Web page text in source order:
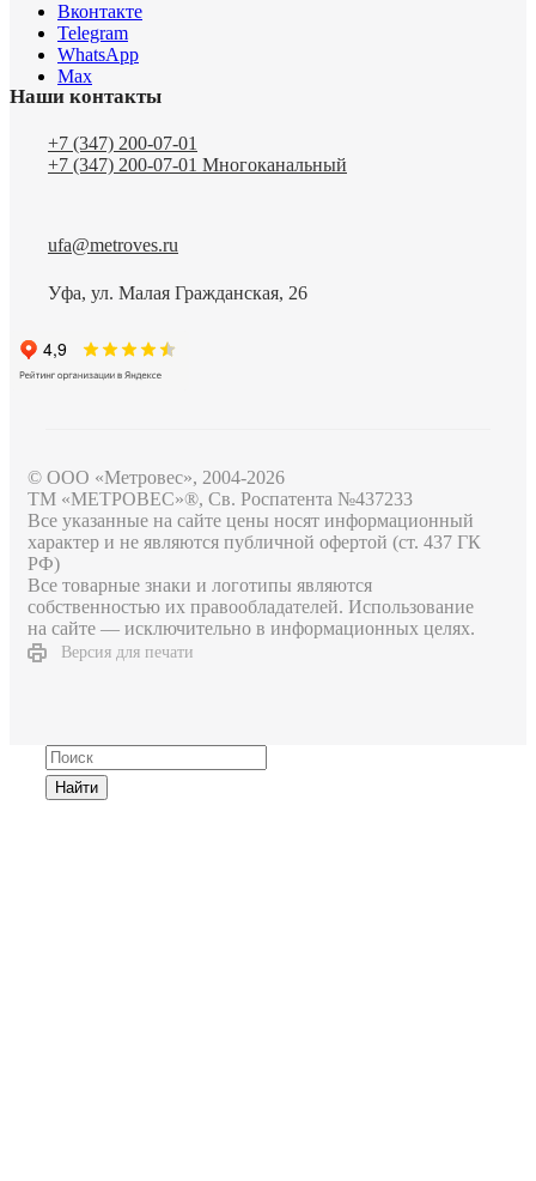
Вконтакте
Telegram
WhatsApp
Max
Наши контакты
+7 (347) 200-07-01
+7 (347) 200-07-01 Многоканальный
ufa@metroves.ru
Уфа, ул. Малая Гражданская, 26
© ООО «Метровес», 2004-2026
ТМ «МЕТРОВЕС»®, Св. Роспатента №4​3​7​2​3​3
Все указанные на сайте цены носят информационный
характер и не являются публичной офертой (ст. 437 ГК
РФ)
Все товарные знаки и логотипы являются
собственностью их правообладателей. Использование
на сайте — исключительно в информационных целях.
Версия для печати
Найти